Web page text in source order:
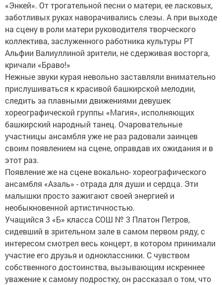
«Энкей». От трогательной песни о матери, ее ласковых,
заботливых руках наворачивались слезы. А при выходе
на сцену в роли матери руководителя творческого
коллектива, заслуженного работника культуры РТ
Альфии Валиуллиной зрители, не сдерживая восторга,
кричали «Браво!»
Нежные звуки курая невольно заставляли внимательно
прислушиваться к красивой башкирской мелодии,
следить за плавными движениями девушек
хореографической группы «Магия», исполняющих
башкирский народный танец. Очаровательные
участницы ансамбля уже не раз радовали заинцев
своим появлением на сцене, оправдав их ожидания и в
этот раз.
Появление же на сцене вокально- хореографического
ансамбля «Азаль» - отрада для души и сердца. Эти
малышки просто зажигают своей энергией и
необыкновенной артистичностью.
Учащийся 3 «Б» класса СОШ № 3 Платон Петров,
сидевший в зрительном зале в самом первом ряду, с
интересом смотрел весь концерт, в котором принимали
участие его друзья и одноклассники. С чувством
собственного достоинства, вызывающим искреннее
уважение к самому подростку, он рассказал о том, что